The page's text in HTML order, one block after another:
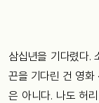
삼십년을 기다렸다.
끈을 기다린 건 영
은 아니다. 나도 허